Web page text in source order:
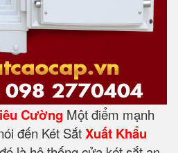
Cường Một điểm mạnh
đến Két SắtXuất Khẩu